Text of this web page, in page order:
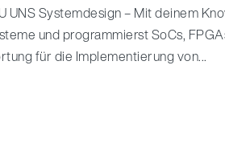
UNS Systemdesign – Mit deinem
und programmierst SoCs,
für die Implementierung von...